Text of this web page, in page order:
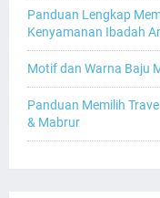
Panduan Lengkap
Kenyamanan Ibadah
Motif dan Warna Baju
Panduan Memilih
& Mabrur